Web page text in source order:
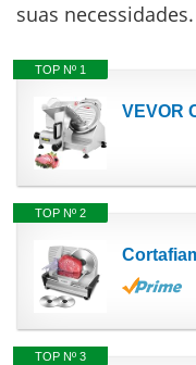
suas necessidades.
TOP Nº 1
TOP Nº 2
TOP Nº 3